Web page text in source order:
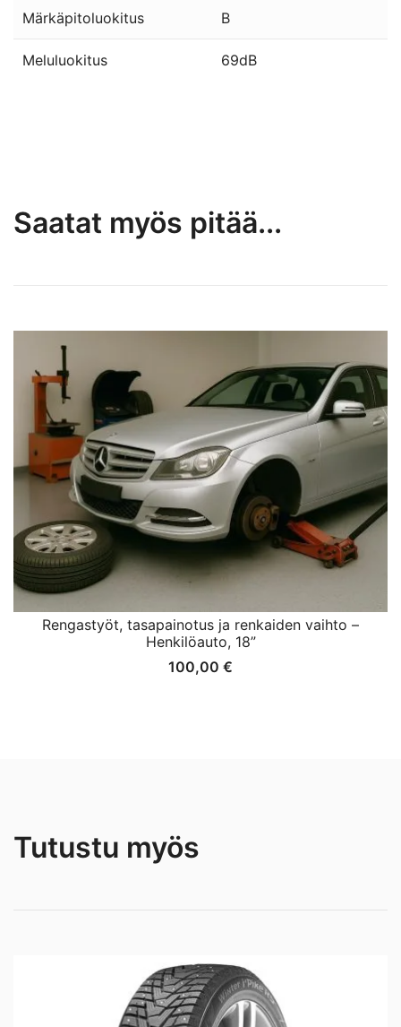
Märkäpitoluokitus B
Meluluokitus 69dB
Saatat myös pitää...
Rengastyöt, tasapainotus ja renkaiden vaihto –
Henkilöauto, 18”
100,00 €
Tutustu myös